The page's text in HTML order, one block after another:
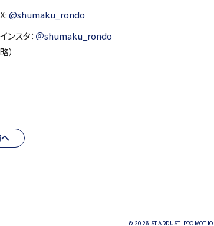
@shumaku_rondo
ンスタ： ＠shumaku_rondo
）
© 2026 STARDUST